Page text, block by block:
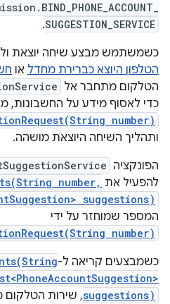
SUGGESTION_SERVICE
.
כשמשתמש מבצע שיחה יוצאת
הטלפון היוצא כברירת מחדל או
הטלקום מתחבר אל
כדי לאסוף מידע על החשבונות,
number)
ותהליך השיחה היוצאת מושהה.
הפונקציה
להפעיל את number,
suggestions)
המספר שמוחזר על ידי
number)
כשמבצעים קריאה ל-
suggestions), שירות הטלקום